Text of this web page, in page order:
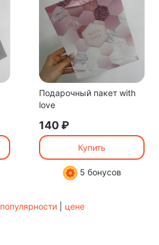
Подарочный пакет with
love
140 ₽
Купить
5 бонусов
популярности цене